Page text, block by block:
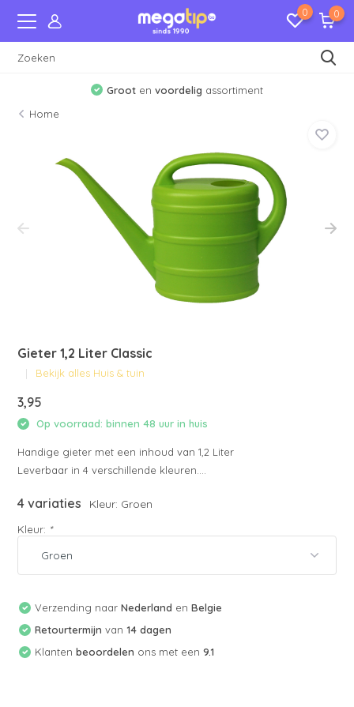
0 0
Groot envoordelig assortiment
Home
Gieter 1,2 Liter Classic
Bekijk alles Huis & tuin
3,95
Op voorraad: binnen 48 uur in huis
Handige gieter met een inhoud van 1,2 Liter
Leverbaar in 4 verschillende kleuren....
4 variaties Kleur: Groen
Kleur: *
Verzending naarNederland enBelgie
Retourtermijn van 14 dagen
Klantenbeoordelen ons met een9.1